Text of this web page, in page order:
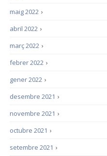
›
maig 2022
›
abril 2022
›
març 2022
›
febrer 2022
›
gener 2022
›
desembre 2021
›
novembre 2021
›
octubre 2021
›
setembre 2021